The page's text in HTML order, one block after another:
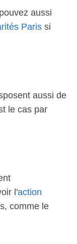
aussi
Paris si
aussi de
le cas par
l'action
comme le